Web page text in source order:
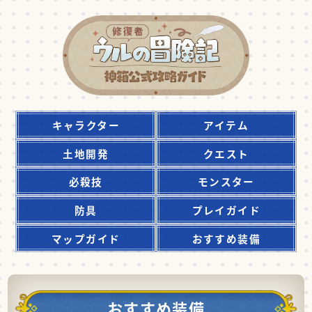
キャラクター
アイテム
土地開発
クエスト
必殺技
モンスター
防具
プレイガイド
マップガイド
おすすめ装備